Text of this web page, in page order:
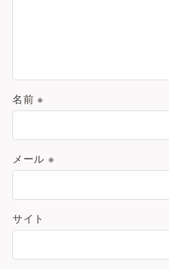
名前※
メール ※
サイト